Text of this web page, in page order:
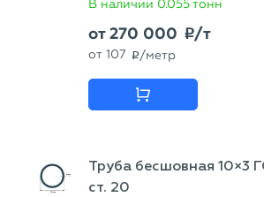
В наличии 0.055 тонн
от270 000 p/т
от 107 p /метр
Труба бесшовная 10×3
ст. 20